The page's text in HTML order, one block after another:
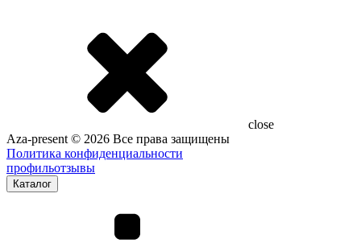
close
Aza-present © 2026 Все права защищены
Политика конфиденциальности
профильотзывы
Каталог